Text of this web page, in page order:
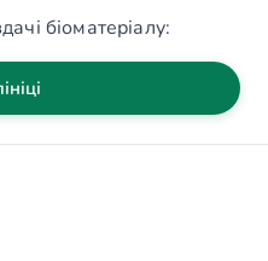
біоматеріалу: